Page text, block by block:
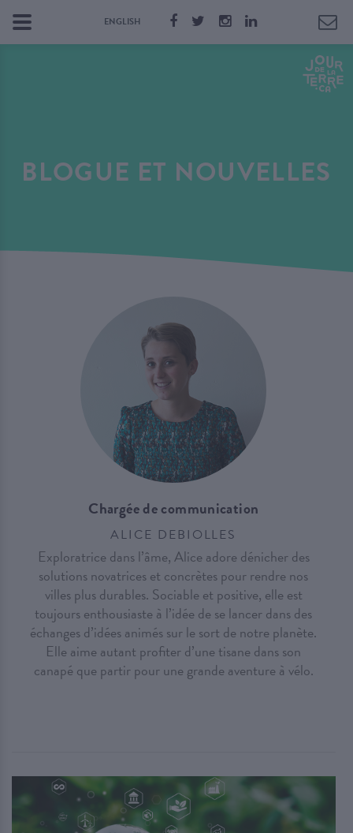
ENGLISH
BLOGUE ET NOUVELLES
Chargée de communication
ALICE DEBIOLLES
Exploratrice dans l’âme, Alice adore dénicher des
solutions novatrices et concrètes pour rendre nos
villes plus durables. Sociable et positive, elle est
toujours enthousiaste à l’idée de se lancer dans des
échanges d’idées animés sur le sort de notre planète.
Elle aime autant profiter d’une tisane dans son
canapé que partir pour une grande aventure à vélo.